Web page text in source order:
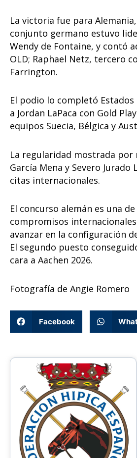
La victoria fue para
conjunto germano estuvo
Wendy de Fontaine, y contó
OLD; Raphael Netz, tercero
Farrington.
El podio lo completó
a Jordan LaPaca con Gold
equipos Suecia, Bélgica y
La regularidad mostrada por
García Mena y Severo
citas internacionales.
El concurso alemán es una
compromisos
avanzar en la configuración
El segundo puesto
cara a Aachen 2026.
Fotografía de Angie Romero
Facebook